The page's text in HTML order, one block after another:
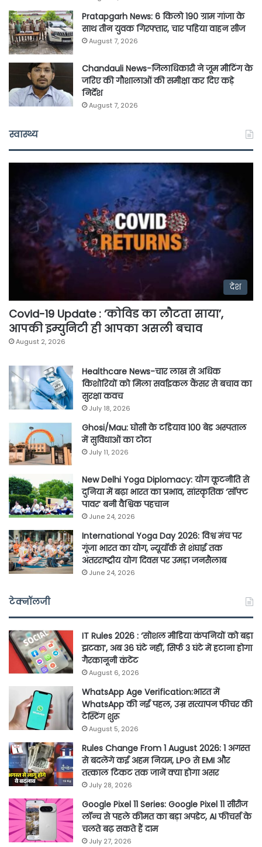
Pratapgarh News: 6 किलो 190 ग्राम गांजा के
साथ तीन युवक गिरफ्तार, चार पहिया वाहन सीज
August 7, 2026
Chandauli News-जिलाधिकारी ने जूम मीटिंग के
जरिए की गौशालाओं की समीक्षा कर दिए कड़े
निर्देश
August 7, 2026
स्वास्थ्य
देश
Covid-19 Update : ‘कोविड का लौटता साया’,
आपकी इम्युनिटी ही आपका असली बचाव
August 2, 2026
Healthcare News-चार लाख से अधिक
किशोरियों को मिला सर्वाइकल कैंसर से बचाव का
सुरक्षा कवच
July 18, 2026
Ghosi/Mau: घोसी के टडियाव 100 बेड अस्पताल
में सुविधाओं का टोटा
July 11, 2026
New Delhi Yoga Diplomacy: योग कूटनीति से
दुनिया में बढ़ा भारत का प्रभाव, सांस्कृतिक ‘सॉफ्ट
पावर’ बनी वैश्विक पहचान
June 24, 2026
International Yoga Day 2026: विश्व मंच पर
गूंजा भारत का योग, न्यूयॉर्क से शंघाई तक
अंतरराष्ट्रीय योग दिवस पर उमड़ा जनसैलाब
June 24, 2026
टेक्नॉलजी
IT Rules 2026 : ‘सोशल मीडिया कंपनियों को बड़ा
झटका’, अब 36 घंटे नहीं, सिर्फ 3 घंटे में हटाना होगा
गैरकानूनी कंटेंट
August 6, 2026
WhatsApp Age Verification:भारत में
WhatsApp की नई पहल, उम्र सत्यापन फीचर की
टेस्टिंग शुरू
August 5, 2026
Rules Change From 1 August 2026: 1 अगस्त
से बदलेंगे कई अहम नियम, LPG से EMI और
तत्काल टिकट तक जानें क्या होगा असर
July 28, 2026
Google Pixel 11 Series: Google Pixel 11 सीरीज
लॉन्च से पहले कीमत का बड़ा अपडेट, AI फीचर्स के
चलते बढ़ सकते हैं दाम
July 27, 2026